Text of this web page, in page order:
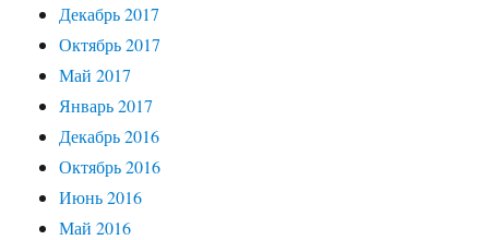
Декабрь 2017
Октябрь 2017
Май 2017
Январь 2017
Декабрь 2016
Октябрь 2016
Июнь 2016
Май 2016